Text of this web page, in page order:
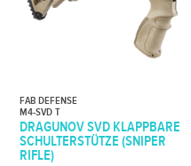
FAB DEFENSE
M4-SVD T
DRAGUNOV SVD KLAPPBARE
SCHULTERSTÜTZE (SNIPER
RIFLE)